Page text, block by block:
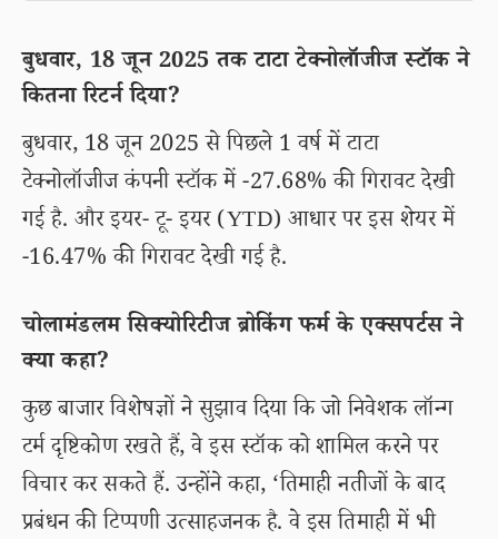
बुधवार, 18 जून 2025 तक टाटा टेक्नोलॉजीज स्टॉक ने
कितना रिटर्न दिया?
बुधवार, 18 जून 2025 से पिछले 1 वर्ष में टाटा
टेक्नोलॉजीज कंपनी स्टॉक में -27.68% की गिरावट देखी
गई है. और इयर- टू- इयर (YTD) आधार पर इस शेयर में
-16.47% की गिरावट देखी गई है.
चोलामंडलम सिक्योरिटीज ब्रोकिंग फर्म के एक्सपर्टस ने
क्या कहा?
कुछ बाजार विशेषज्ञों ने सुझाव दिया कि जो निवेशक लॉन्ग
टर्म दृष्टिकोण रखते हैं, वे इस स्टॉक को शामिल करने पर
विचार कर सकते हैं. उन्होंने कहा, ‘तिमाही नतीजों के बाद
प्रबंधन की टिप्पणी उत्साहजनक है. वे इस तिमाही में भी